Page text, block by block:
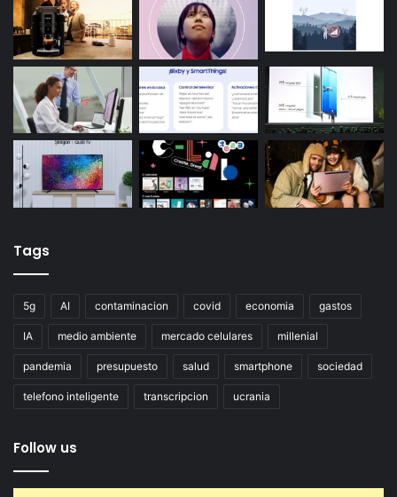
Tags
5g AI contaminacion covid economia gastos
IA medio ambiente mercado celulares millenial
pandemia presupuesto salud smartphone sociedad
telefono inteligente transcripcion ucrania
Follow us